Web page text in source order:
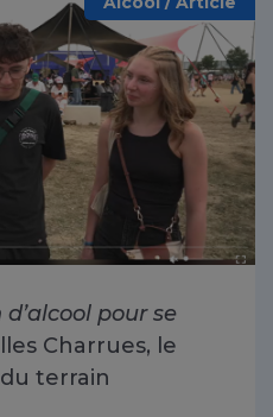
d’alcool pour se
Charrues, le
terrain